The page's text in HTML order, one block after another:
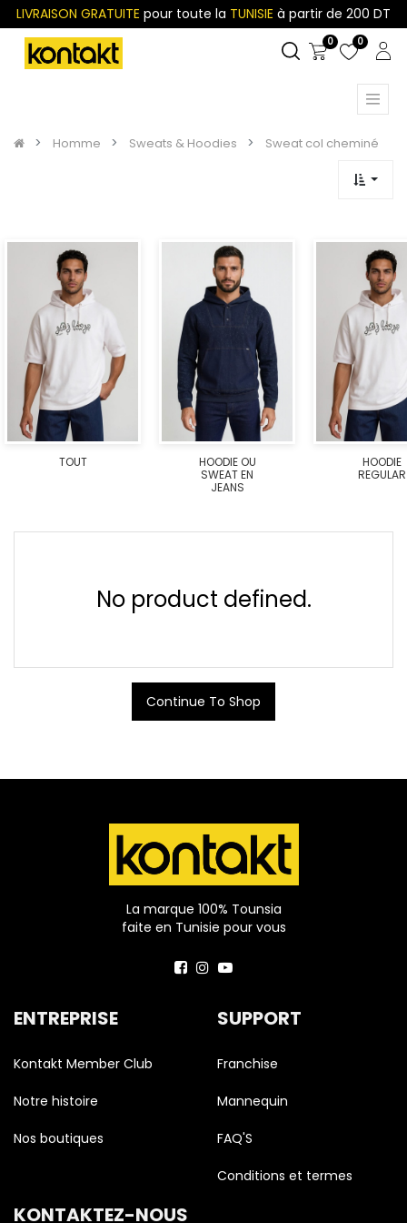
LIVRAISON GRATUITE pour toute la TUNISIE à partir de 200 DT
0 0
Homme Sweats & Hoodies Sweat col cheminé
TOUT
HOODIE OU
SWEAT EN
JEANS
HOODIE
REGULAR
No product defined.
Continue To Shop
La marque 100% Tounsia
faite en Tunisie pour vous
ENTREPRISE
Kontakt Member Club
Notre histoire
Nos boutiques
SUPPORT
Franchise
Mannequin
FAQ'S
Conditions et termes
KONTAKTEZ-NOUS